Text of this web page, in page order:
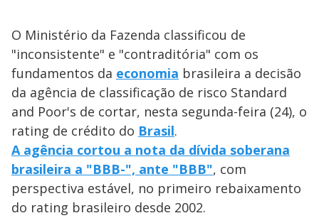
O Ministério da Fazenda classificou de
"inconsistente" e "contraditória" com os
fundamentos da economia brasileira a decisão
da agência de classificação de risco Standard
and Poor's de cortar, nesta segunda-feira (24), o
rating de crédito do Brasil.
A agência cortou a nota da dívida soberana
brasileira a "BBB-", ante "BBB", com
perspectiva estável, no primeiro rebaixamento
do rating brasileiro desde 2002.